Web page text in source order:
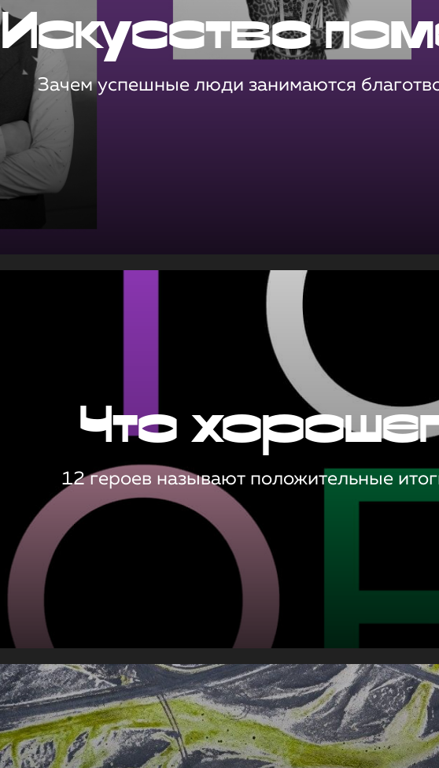
Искусство
Зачем успешные люди занимаются
Что
12 героев называют положительные